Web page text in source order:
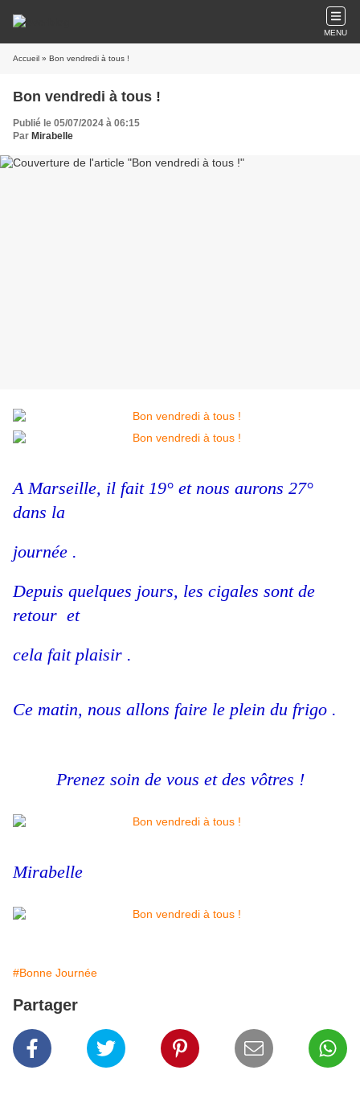
MENU
Accueil » Bon vendredi à tous !
Bon vendredi à tous !
Publié le 05/07/2024 à 06:15
Par Mirabelle
A Marseille, il fait 19° et nous aurons 27°
dans la
journée .
Depuis quelques jours, les cigales sont de
retour et
cela fait plaisir .
Ce matin, nous allons faire le plein du frigo .
Prenez soin de vous et des vôtres !
Mirabelle
#Bonne Journée
Partager